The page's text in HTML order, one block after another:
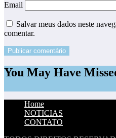
Email
Salvar meus dados neste
comentar.
You May Have
Home
NOTICIAS
CONTATO